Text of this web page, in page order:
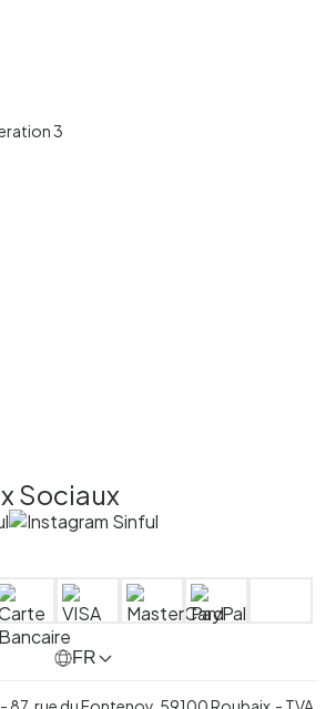
3
Sociaux
FR